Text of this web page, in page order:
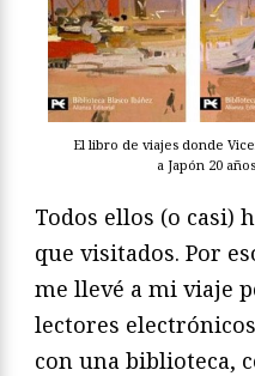
El libro de viajes donde
a Japón 20
Todos ellos (o casi)
que visitados. Por
me llevé a mi viaje
lectores
con una biblioteca,